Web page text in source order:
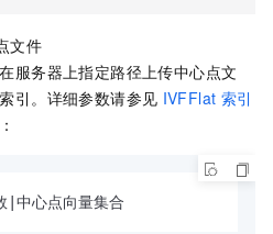
文件
服务器上指定路径上传中心点文
引。详细参数请参见 IVFFlat 索引
|中心点向量集合